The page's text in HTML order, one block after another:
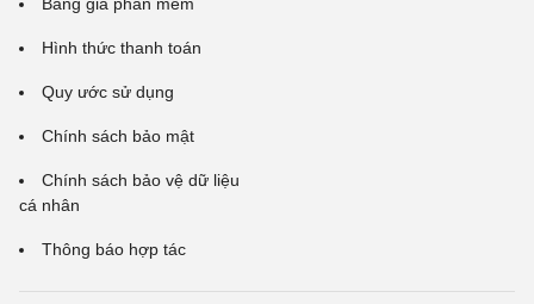
Hình thức thanh toán
Quy ước sử dụng
Chính sách bảo mật
Chính sách bảo vệ dữ liệu
cá nhân
Thông báo hợp tác